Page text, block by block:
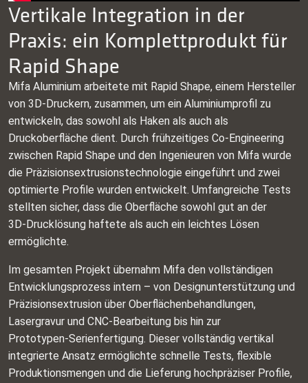
Vertikale Integration in der
Praxis: ein Komplettprodukt für
Rapid Shape
Mifa Aluminium arbeitete mit Rapid Shape, einem Hersteller
von 3D‑Druckern, zusammen, um ein Aluminiumprofil zu
entwickeln, das sowohl als Haken als auch als
Druckoberfläche dient. Durch frühzeitiges Co‑Engineering
zwischen Rapid Shape und den Ingenieuren von Mifa wurde
die Präzisionsextrusionstechnologie eingeführt und zwei
optimierte Profile wurden entwickelt. Umfangreiche Tests
stellten sicher, dass die Oberfläche sowohl gut an der
3D‑Drucklösung haftete als auch ein leichtes Lösen
ermöglichte.
Im gesamten Projekt übernahm Mifa den vollständigen
Entwicklungsprozess intern – von Designunterstützung und
Präzisionsextrusion über Oberflächenbehandlungen,
Lasergravur und CNC‑Bearbeitung bis hin zur
Prototypen‑Serienfertigung. Dieser vollständig vertikal
integrierte Ansatz ermöglichte schnelle Tests, flexible
Produktionsmengen und die Lieferung hochpräziser Profile,